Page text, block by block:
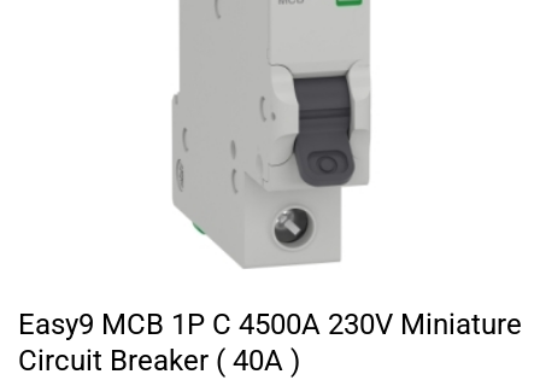
Easy9 MCB 1P C 4500A 230V Miniature
Circuit Breaker ( 40A )